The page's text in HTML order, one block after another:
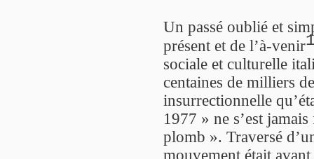
Un passé oublié et
présent et de l’à-venir
sociale et culturelle
centaines de milliers
insurrectionnelle
1977 » ne s’est
plomb ». Traversé
mouvement était